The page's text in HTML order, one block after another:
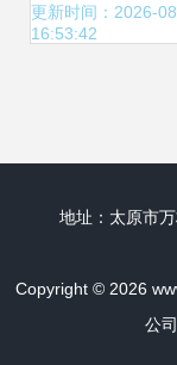
工具“魔鬼锯”
更新时间：2026-
16:53:42
地址：太原市
Copyright © 2026
公司